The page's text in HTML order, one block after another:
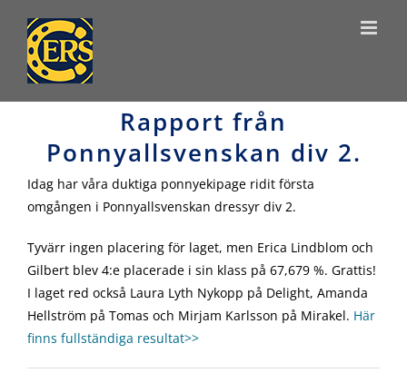
content
Rapport från
Ponnyallsvenskan div 2.
Idag har våra duktiga ponnyekipage ridit första
omgången i Ponnyallsvenskan dressyr div 2.
Tyvärr ingen placering för laget, men Erica Lindblom och
Gilbert blev 4:e placerade i sin klass på 67,679 %. Grattis!
I laget red också Laura Lyth Nykopp på Delight, Amanda
Hellström på Tomas och Mirjam Karlsson på Mirakel. Här
finns fullständiga resultat>>